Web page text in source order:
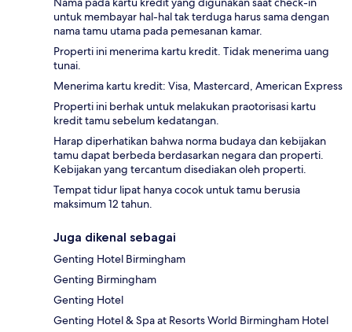
untuk membayar hal-hal tak terduga harus sama dengan
nama tamu utama pada pemesanan kamar.
Properti ini menerima kartu kredit. Tidak menerima uang
tunai.
Menerima kartu kredit: Visa, Mastercard, American Express
Properti ini berhak untuk melakukan praotorisasi kartu
kredit tamu sebelum kedatangan.
Harap diperhatikan bahwa norma budaya dan kebijakan
tamu dapat berbeda berdasarkan negara dan properti.
Kebijakan yang tercantum disediakan oleh properti.
Tempat tidur lipat hanya cocok untuk tamu berusia
maksimum 12 tahun.
Juga dikenal sebagai
Genting Hotel Birmingham
Genting Birmingham
Genting Hotel
Genting Hotel & Spa at Resorts World Birmingham Hotel